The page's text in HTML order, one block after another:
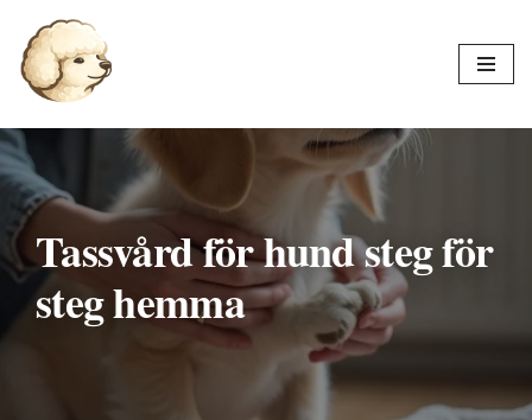
Hoppa
till
Tassvård för hund steg för
steg hemma